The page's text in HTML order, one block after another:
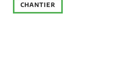
CHANTIER